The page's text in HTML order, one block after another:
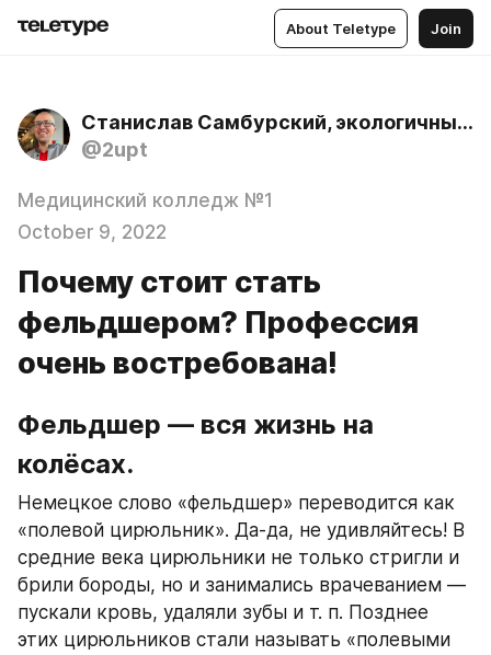
About Teletype Join
Станислав Самбурский, экологичный психолог
@2upt
Медицинский колледж №1
October 9, 2022
Почему стоит стать
фельдшером? Профессия
очень востребована!
Фельдшер — вся жизнь на
колёсах.
Немецкое слово «фельдшер» переводится как
«полевой цирюльник». Да-да, не удивляйтесь! В
средние века цирюльники не только стригли и
брили бороды, но и занимались врачеванием —
пускали кровь, удаляли зубы и т. п. Позднее
этих цирюльников стали называть «полевыми